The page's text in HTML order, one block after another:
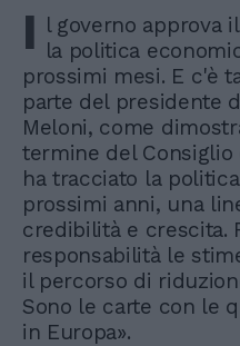
I l governo approva
la politica
prossimi mesi. E c'è
parte del presidente
Meloni, come
termine del Consiglio
ha tracciato la
prossimi anni, una
credibilità e crescita.
responsabilità le
il percorso di
Sono le carte con le
in Europa».